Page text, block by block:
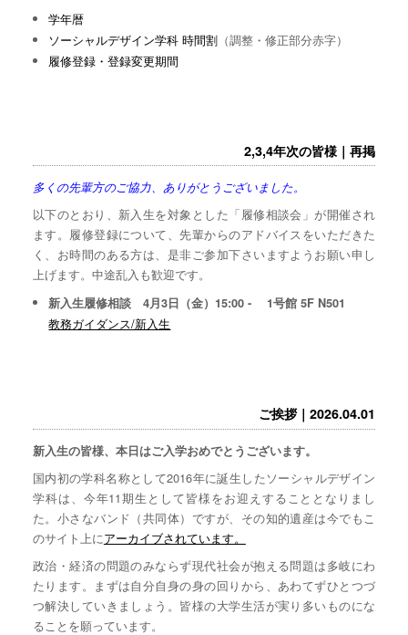
学年暦
ソーシャルデザイン学科 時間割 （調整・修正部分赤字）
履修登録・登録変更期間
2,3,4年次の皆様｜再掲
多くの先輩方のご協力、ありがとうございました。
以下のとおり、新入生を対象とした「履修相談会」が開催され
ます。履修登録について、先輩からのアドバイスをいただきた
く、お時間のある方は、是非ご参加下さいますようお願い申し
上げます。中途乱入も歓迎です。
新入生履修相談 4月3日（金）15:00 - 1号館 5F N501
教務ガイダンス/新入生
ご挨拶｜2026.04.01
新入生の皆様、本日はご入学おめでとうございます。
国内初の学科名称として2016年に誕生したソーシャルデザイン
学科は、今年11期生として皆様をお迎えすることとなりまし
た。小さなバンド（共同体）ですが、その知的遺産は今でもこ
のサイト上にアーカイブされています。
政治・経済の問題のみならず現代社会が抱える問題は多岐にわ
たります。まずは自分自身の身の回りから、あわてずひとつづ
つ解決していきましょう。皆様の大学生活が実り多いものにな
ることを願っています。